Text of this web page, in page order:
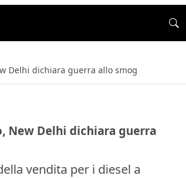
Delhi dichiara guerra allo smog
New Delhi dichiara guerra
vendita per i diesel a